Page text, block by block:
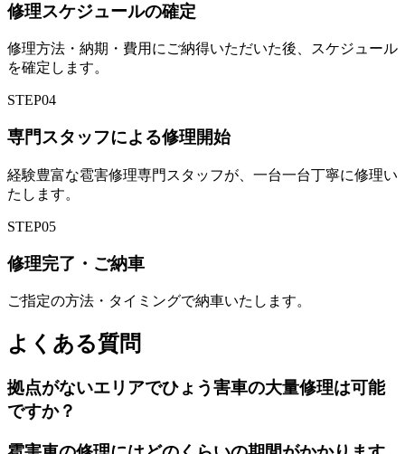
修理スケジュールの確定
修理方法・納期・費用にご納得いただいた後、スケジュール
を確定します。
STEP04
専門スタッフによる修理開始
経験豊富な雹害修理専門スタッフが、一台一台丁寧に修理い
たします。
STEP05
修理完了・ご納車
ご指定の方法・タイミングで納車いたします。
よくある質問
拠点がないエリアでひょう害車の大量修理は可能
ですか？